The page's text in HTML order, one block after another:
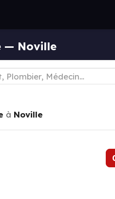
— Noville
à Noville